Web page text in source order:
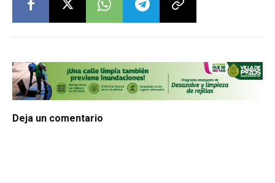
Deja un comentario